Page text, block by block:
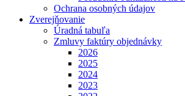
Ochrana osobných údajov
Zverejňovanie
Úradná tabuľa
Zmluvy faktúry objednávky
2026
2025
2024
2023